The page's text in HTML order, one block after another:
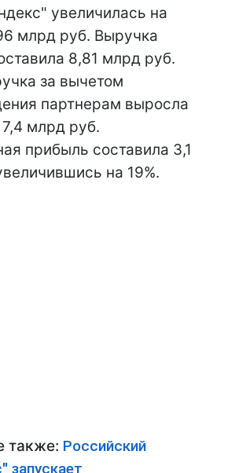
увеличилась на
млрд руб. Выручка
8,81 млрд руб.
за вычетом
партнерам выросла
млрд руб.
прибыль составила 3,1
на 19%.
также: Российский
запускает